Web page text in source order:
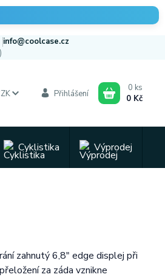
info@coolcase.cz
Přihlášení
0 ks
0 Kč
Cyklistika Výprodej
zahnutý 6,8" edge displej při
za záda vznikne